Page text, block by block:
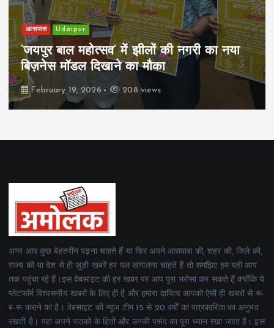
खेल Udaipur
पिम्स मेवाड़ कप 2026: क्रॉसवर्ड व आदित्यम
रियल स्टेट्स ने मुकाबले जीते
February 19, 2026 160 views
अगर आप कुछ बेहतरीन पढ़ना चाहते हैं या फिर अपने आसपास की, शहर की, जिले की,
राज्य की या देश से ही जुड़ी खबरें हर पल खंगालना चाहते हैं तो समझिए हम यही आप
तक पहुंचा रहे हैं।इस वेबसाइट की हर खबर पर आप पूरा भरोसा कर सकते हैं क्योंकि ये
प्लेटफॉर्म विश्वसनीय खबरों के लिए ही है और हमारा दायित्व आपको ऐसी ही खबरों से रू-
ब-रू कराने का है। वेबसाइट की न्यूज टीम 15 से 20 वर्षों का पत्रकारिता का अनुभव
रखती है। यहां अपने पाठकों के हितों और उनकी पसंद का पूरा ध्यान रखा जाता है। इस